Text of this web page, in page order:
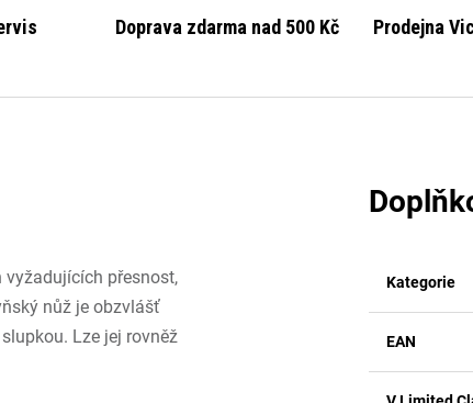
Doprava zdarma nad 500 Kč Prodejna
vyžadujících přesnost,
nůž je obzvlášť
Lze jej rovněž
Kategorie
EAN